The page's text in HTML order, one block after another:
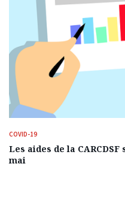
COVID-19
Les aides de la
mai